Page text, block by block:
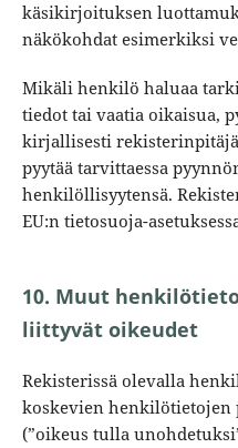
käsikirjoituksen
näkökohdat esimerkiksi
Mikäli henkilö haluaa
tiedot tai vaatia oikaisua,
kirjallisesti
pyytää tarvittaessa
henkilöllisyytensä.
EU:n tietosuoja-
10. Muut
liittyvät oikeudet
Rekisterissä olevalla
koskevien henkilötietojen
(”oikeus tulla